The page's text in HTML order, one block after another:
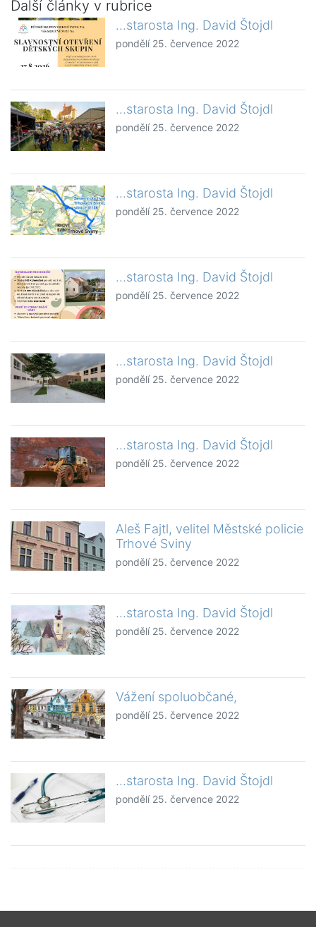
Další články v rubrice
...starosta Ing. David Štojdl
pondělí 25. července 2022
...starosta Ing. David Štojdl
pondělí 25. července 2022
...starosta Ing. David Štojdl
pondělí 25. července 2022
...starosta Ing. David Štojdl
pondělí 25. července 2022
...starosta Ing. David Štojdl
pondělí 25. července 2022
...starosta Ing. David Štojdl
pondělí 25. července 2022
Aleš Fajtl, velitel Městské policie
Trhové Sviny
pondělí 25. července 2022
...starosta Ing. David Štojdl
pondělí 25. července 2022
Vážení spoluobčané,
pondělí 25. července 2022
...starosta Ing. David Štojdl
pondělí 25. července 2022